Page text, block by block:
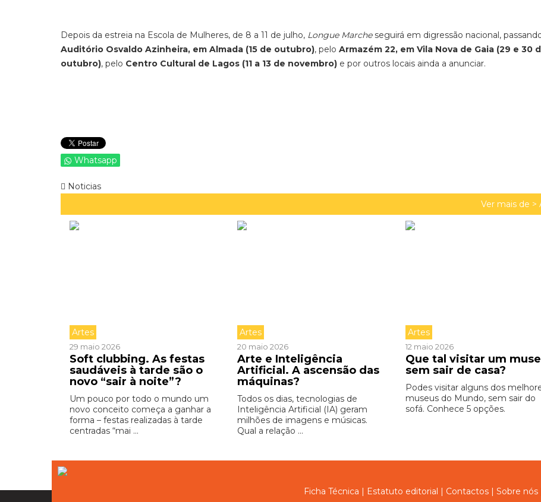
Depois da estreia na Escola de Mulheres, de 8 a 11 de julho, Longue Marcheseguirá em digressão nacional,
Auditório Osvaldo Azinheira, em Almada (15 de outubro), pelo Armazém 22, em Vila Nova de Gaia (29 e 30
outubro), pelo Centro Cultural de Lagos (11 a 13 de novembro) e por outros locais ainda a anunciar.
Whatsapp
Noticias
Ver mais de >
Artes
29 maio 2026
Soft clubbing. As festas
saudáveis à tarde são o
novo “sair à noite”?
Um pouco por todo o mundo um
novo conceito começa a ganhar a
forma – festas realizadas à tarde
centradas “mai ...
Artes
20 maio 2026
Arte e Inteligência
Artificial. A ascensão das
máquinas?
Todos os dias, tecnologias de
Inteligência Artificial (IA) geram
milhões de imagens e músicas.
Qual a relação ...
Artes
12 maio 2026
Que tal visitar um
sem sair de casa?
Podes visitar alguns dos
museus do Mundo, sem sair do
sofá. Conhece 5 opções.
Ficha Técnica | Estatuto editorial | Contactos | Sobre nós